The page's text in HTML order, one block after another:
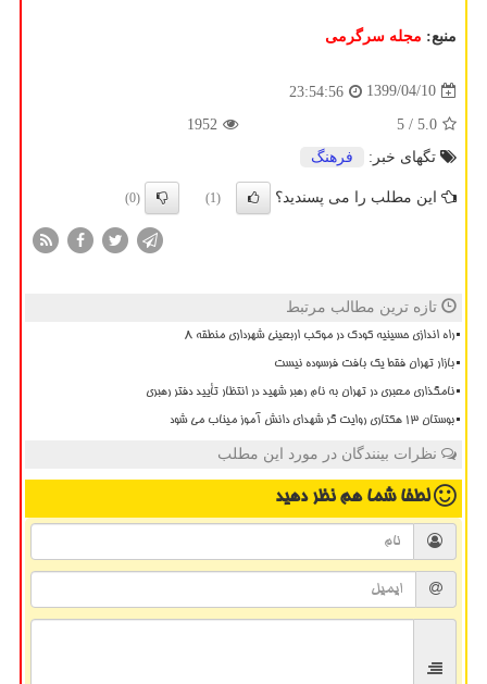
منبع: مجله سرگرمی
1399/04/10
23:54:56
5.0
/ 5
1952
تگهای خبر:
فرهنگ
این مطلب را می پسندید؟ (1)
(0)
تازه ترین مطالب مرتبط
راه اندازی حسینیه کودک در موکب اربعینی شهرداری منطقه ۸
بازار تهران فقط یک بافت فرسوده نیست
نامگذاری معبری در تهران به نام رهبر شهید در انتظار تأیید دفتر رهبری
بوستان 13 هکتاری روایت گر شهدای دانش آموز میناب می شود
نظرات بینندگان در مورد این مطلب
لطفا شما همنظر دهید